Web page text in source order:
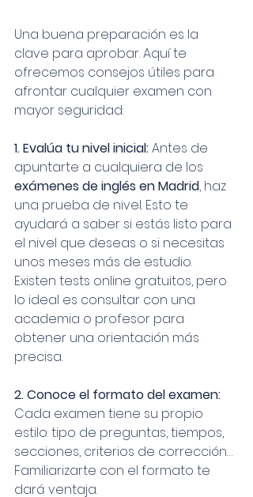
Una buena preparación es la
clave para aprobar. Aquí te
ofrecemos consejos útiles para
afrontar cualquier examen con
mayor seguridad:
1. Evalúa tu nivel inicial: Antes de
apuntarte a cualquiera de los
exámenes de inglés en Madrid, haz
una prueba de nivel. Esto te
ayudará a saber si estás listo para
el nivel que deseas o si necesitas
unos meses más de estudio.
Existen tests online gratuitos, pero
lo ideal es consultar con una
academia o profesor para
obtener una orientación más
precisa.
2. Conoce el formato del examen:
Cada examen tiene su propio
estilo: tipo de preguntas, tiempos,
secciones, criterios de corrección…
Familiarizarte con el formato te
dará ventaja.